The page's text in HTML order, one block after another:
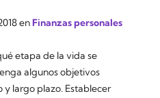
enFinanzas personales
etapa de la vida se
algunos objetivos
y largo plazo. Establecer